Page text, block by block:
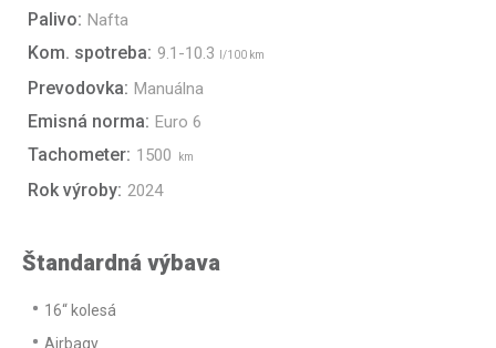
Palivo: Nafta
Kom. spotreba: 9.1-10.3 l/100 km
Prevodovka: Manuálna
Emisná norma: Euro 6
Tachometer: 1500 km
Rok výroby: 2024
Štandardná výbava
16“ kolesá
Airbagy